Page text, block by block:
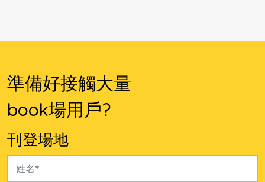
準備好接觸⼤量
book場⽤⼾?
刊登場地